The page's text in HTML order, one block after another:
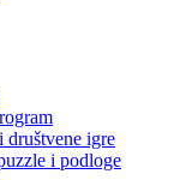
društvene igre
i podloge